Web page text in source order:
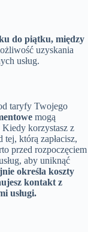
do piątku, między
uzyskania
usług.
taryfy Twojego
mogą
Kiedy korzystasz z
którą zapłacisz,
przed rozpoczęciem
aby uniknąć
określa koszty
kontakt z
usługi.